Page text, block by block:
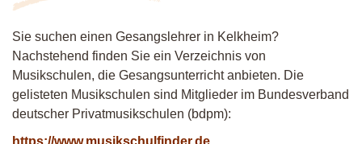
Sie suchen einen Gesangslehrer in Kelkheim?
Nachstehend finden Sie ein Verzeichnis von
Musikschulen, die Gesangsunterricht anbieten. Die
gelisteten Musikschulen sind Mitglieder im Bundesverband
deutscher Privatmusikschulen (bdpm):
https://www.musikschulfinder.de